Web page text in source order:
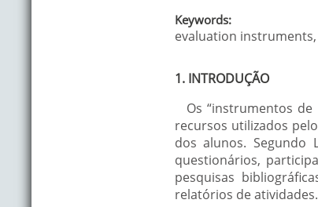
Keywords:
evaluation
1. INTRODUÇÃO
Os “instrumentos
recursos utilizados
dos alunos. Segundo
questionários,
pesquisas
relatórios de atividades.